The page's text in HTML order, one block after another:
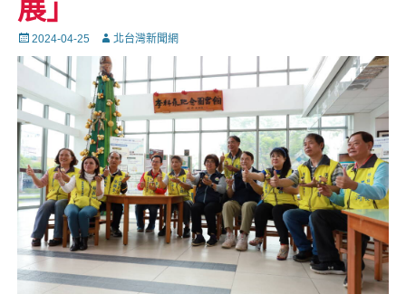
展」
Posted
on
2024-04-25 Autor北台灣新聞網